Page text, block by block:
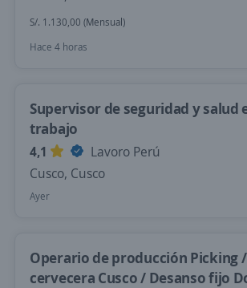
S/. 1.130,00 (Mensual)
Hace 4 horas
Supervisor de seguridad y salud
trabajo
4,1
Lavoro Perú
Cusco, Cusco
Ayer
Operario de producción Picking
cervecera Cusco / Desanso fijo